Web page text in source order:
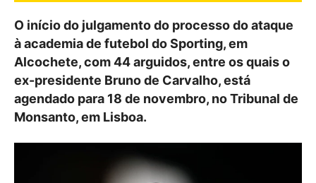
O início do julgamento do processo do ataque
à academia de futebol do Sporting, em
Alcochete, com 44 arguidos, entre os quais o
ex-presidente Bruno de Carvalho, está
agendado para 18 de novembro, no Tribunal de
Monsanto, em Lisboa.